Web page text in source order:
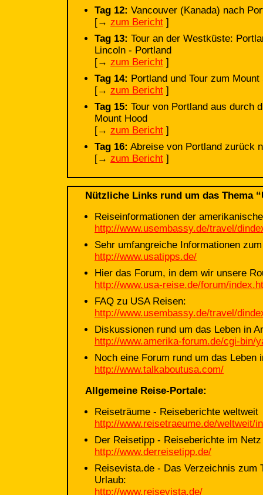
Tag 12: Vancouver (Kanada) nach
[→ zum Bericht ]
Tag 13: Tour an der Westküste:
Lincoln - Portland
[→ zum Bericht ]
Tag 14: Portland und Tour zum
[→ zum Bericht ]
Tag 15: Tour von Portland aus durch
Mount Hood
[→ zum Bericht ]
Tag 16: Abreise von Portland zurück
[→ zum Bericht ]
Nützliche Links rund um das Thema
Reiseinformationen der
http://www.usembassy.de/travel/
Sehr umfangreiche Informationen
http://www.usatipps.de/
Hier das Forum, in dem wir unsere
http://www.usa-reise.de/forum/
FAQ zu USA Reisen:
http://www.usembassy.de/travel/
Diskussionen rund um das Leben in
http://www.amerika-forum.de/cgi-bin/
Noch eine Forum rund um das Leben
http://www.talkaboutusa.com/
Allgemeine Reise-Portale:
Reiseträume - Reiseberichte weltweit
http://www.reisetraeume.de/weltweit/
Der Reisetipp - Reiseberichte im Netz
http://www.derreisetipp.de/
Reisevista.de - Das Verzeichnis zum
Urlaub:
http://www.reisevista.de/